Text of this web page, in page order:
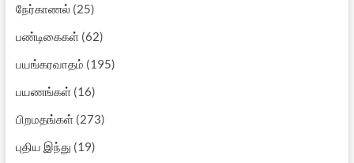
நேர்காணல்(25)
பண்டிகைகள்(62)
பயங்கரவாதம் (195)
பயணங்கள்(16)
பிறமதங்கள்(273)
புதிய இந்து (19)